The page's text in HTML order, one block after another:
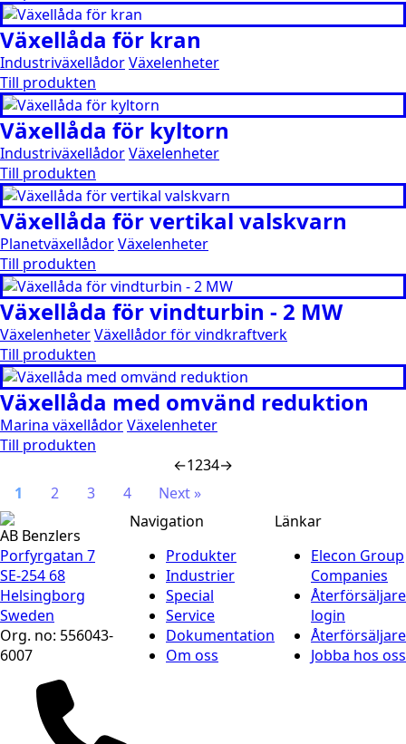
Växellåda för kran
IndustriväxellådorVäxelenheter
Till produkten
Växellåda för kyltorn
IndustriväxellådorVäxelenheter
Till produkten
Växellåda för vertikal valskvarn
PlanetväxellådorVäxelenheter
Till produkten
Växellåda för vindturbin - 2 MW
VäxelenheterVäxellådor för vindkraftverk
Till produkten
Växellåda med omvänd reduktion
Marina växellådorVäxelenheter
Till produkten
←1234→
1
2 3 4 Next »
AB Benzlers
Porfyrgatan 7
SE-254 68
Helsingborg
Sweden
Org. no: 556043-
6007
Navigation
Produkter
Industrier
Special
Service
Dokumentation
Om oss
Länkar
Elecon Group
Companies
Återförsäljare
login
Återförsäljare
Jobba hos oss